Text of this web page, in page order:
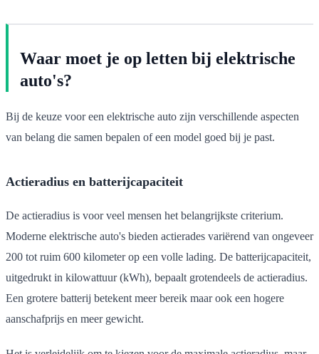
Waar moet je op letten bij elektrische
auto's?
Bij de keuze voor een elektrische auto zijn verschillende aspecten
van belang die samen bepalen of een model goed bij je past.
Actieradius en batterijcapaciteit
De actieradius is voor veel mensen het belangrijkste criterium.
Moderne elektrische auto's bieden actierades variërend van ongeveer
200 tot ruim 600 kilometer op een volle lading. De batterijcapaciteit,
uitgedrukt in kilowattuur (kWh), bepaalt grotendeels de actieradius.
Een grotere batterij betekent meer bereik maar ook een hogere
aanschafprijs en meer gewicht.